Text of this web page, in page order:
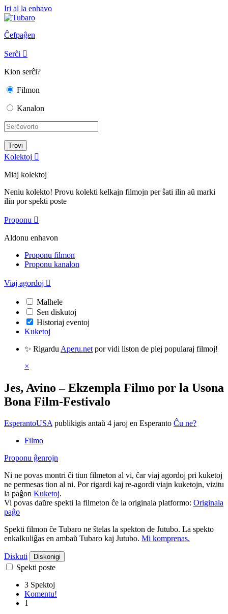
Iri al la enhavo
Ĉefpaĝen
Serĉi 
Kion serĉi?
Filmon
Kanalon
Kolektoj 
Miaj kolektoj
Neniu kolekto! Provu kolekti kelkajn filmojn per ŝati ilin aŭ marki
ilin por spekti poste
Proponu 
Aldonu enhavon
Proponu filmon
Proponu kanalon
Viaj agordoj 
Malhele
Sen diskutoj
Historiaj eventoj
Kuketoj
✨ Rigardu Aperu.net por vidi liston de plej popularaj filmoj!
×
Jes, Avino – Ekzempla Filmo por la Usona
Bona Film-Festivalo
EsperantoUSA publikigis antaŭ 4 jaroj en Esperanto Ĉu ne?
Filmo
Proponu ĝenrojn
Ni ne povas montri ĉi tiun filmeton al vi, ĉar viaj agordoj pri kuketoj
ne permesas tion al ni. Por rigardi kaj re-agordi viajn kuketojn, vizitu
la paĝon Kuketoj.
Vi povas daŭre spekti la filmeton ĉe la originala platformo: Originala
paĝo
Spekti filmon ĉe Tubaro ne ŝtelas la spekton de Jutubo. La spekto
enkalkuliĝas en ambaŭ Tubaro kaj Jutubo. Mi komprenas.
Diskuti Diskonigi
Spekti poste
3 Spektoj
Komentu!
1